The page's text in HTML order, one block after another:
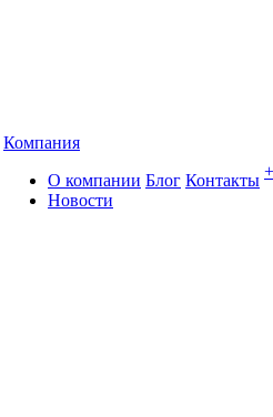
Компания
О компании
Новости
Блог Контакты